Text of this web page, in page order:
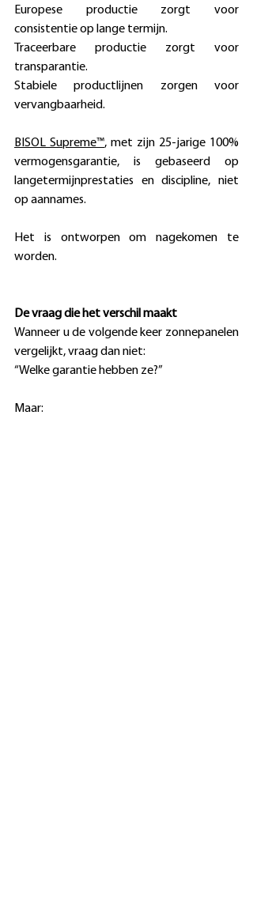
Europese productie zorgt voor
consistentie op lange termijn.
Traceerbare productie zorgt voor
transparantie.
Stabiele productlijnen zorgen voor
vervangbaarheid.
BISOL Supreme™, met zijn 25-jarige 100%
vermogensgarantie, is gebaseerd op
langetermijnprestaties en discipline, niet
op aannames.
Het is ontworpen om nagekomen te
worden.
De vraag die het verschil maakt
Wanneer u de volgende keer zonnepanelen
vergelijkt, vraag dan niet:
“Welke garantie hebben ze?”
Maar: